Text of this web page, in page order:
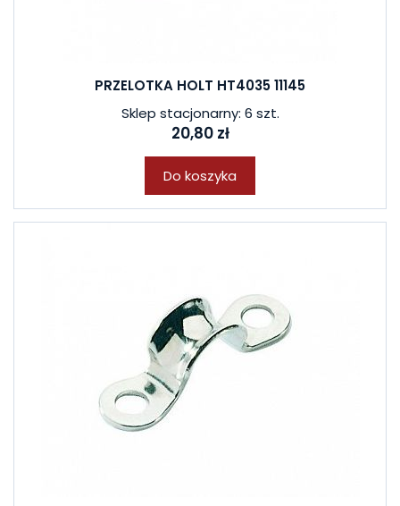
PRZELOTKA HOLT HT4035 11145
Sklep stacjonarny: 6 szt.
20,80 zł
Do koszyka